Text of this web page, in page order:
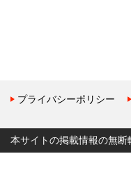
プライバシーポリシー
本サイトの掲載情報の無